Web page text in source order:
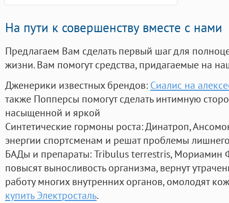
На пути к совершенству вместе с нами
Предлагаем Вам сделать первый шаг для
жизни. Вам помогут средства, придагаемые на
Дженерики известных брендов: Сиалис на
также Попперсы помогут сделать интимную
насыщенной и яркой
Синтетические гормоны роста: Динатроп,
энергии спортсменам и решат проблемы
БАДы и препараты:Tribulus terrestris, Мориамин
повысят выносливость организма, вернут
работу многих внутренних органов, омолодят
купить Электросталь.